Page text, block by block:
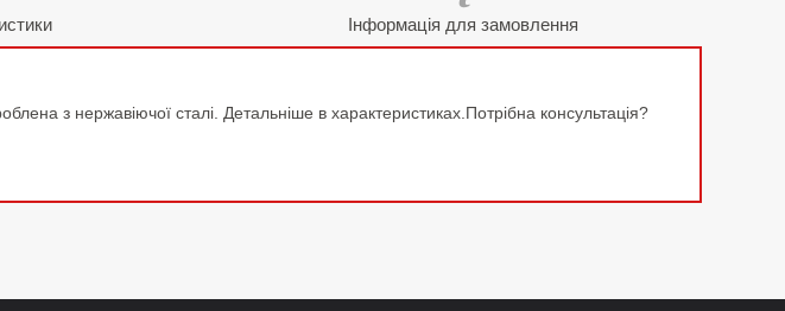
Інформація для замовлення
з нержавіючої сталі. Детальніше в характеристиках.Потрібна консультація?